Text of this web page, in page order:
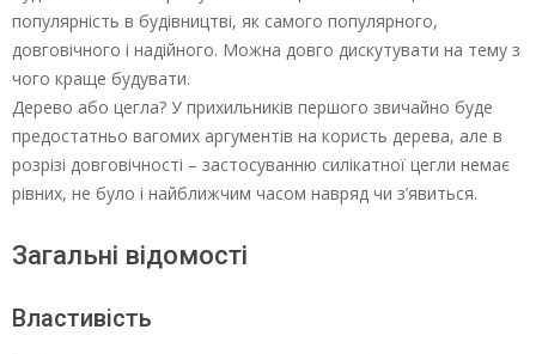
популярність в будівництві, як самого популярного,
довговічного і надійного. Можна довго дискутувати на тему з
чого краще будувати.
Дерево або цегла? У прихильників першого звичайно буде
предостатньо вагомих аргументів на користь дерева, але в
розрізі довговічності – застосуванню силікатної цегли немає
рівних, не було і найближчим часом навряд чи з’явиться.
Загальні відомості
Властивість